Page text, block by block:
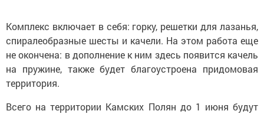
Комплекс включает в себя: горку, решетки для лазанья,
спиралеобразные шесты и качели. На этом работа еще
не окончена: в дополнение к ним здесь появится качель
на пружине, также будет благоустроена придомовая
территория.
Всего на территории Камских Полян до 1 июня будут